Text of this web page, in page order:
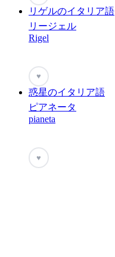
リゲルのイタリア語
リージェル
Rigel
♥
惑星のイタリア語
ピアネータ
pianeta
♥